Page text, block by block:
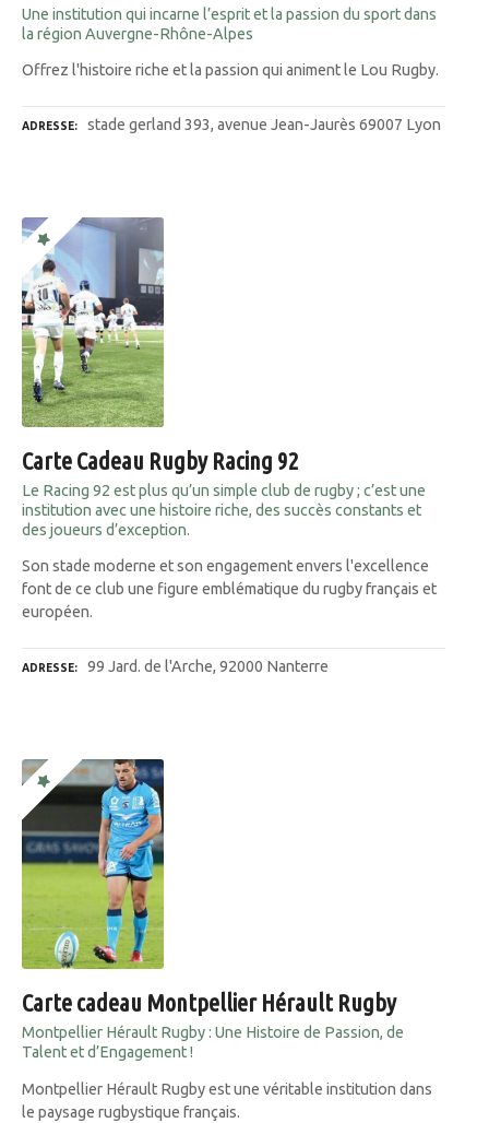
Une institution qui incarne l’esprit et la passion du sport dans
la région Auvergne-Rhône-Alpes
Offrez l'histoire riche et la passion qui animent le Lou Rugby.
ADRESSE stade gerland 393, avenue Jean-Jaurès 69007 Lyon
Carte Cadeau Rugby Racing 92
Le Racing 92 est plus qu’un simple club de rugby ; c’est une
institution avec une histoire riche, des succès constants et
des joueurs d’exception.
Son stade moderne et son engagement envers l'excellence
font de ce club une figure emblématique du rugby français et
européen.
ADRESSE 99 Jard. de l'Arche, 92000 Nanterre
Carte cadeau Montpellier Hérault Rugby
Montpellier Hérault Rugby : Une Histoire de Passion, de
Talent et d’Engagement !
Montpellier Hérault Rugby est une véritable institution dans
le paysage rugbystique français.